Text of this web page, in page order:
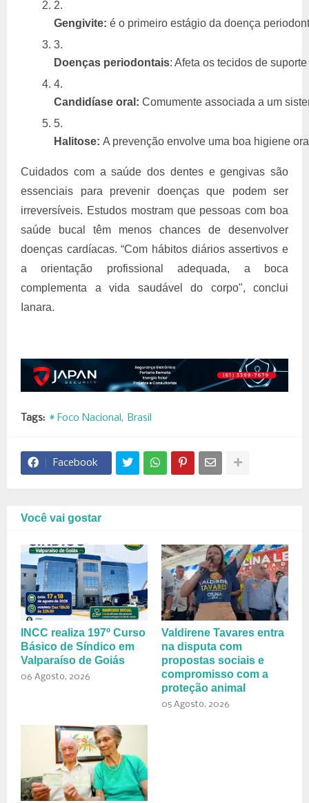
Gengivite: é o primeiro estágio da doença
Doenças periodontais: Afeta os tecidos de
Candidíase oral: Comumente associada a um
Halitose: A prevenção envolve uma boa higiene
Cuidados com a saúde dos dentes e gengivas são
essenciais para prevenir doenças que podem ser
irreversíveis. Estudos mostram que pessoas com boa
saúde bucal têm menos chances de desenvolver
doenças cardíacas. “Com hábitos diários assertivos e
a orientação profissional adequada, a boca
complementa a vida saudável do corpo", conclui
Ianara.
Tags: # Foco Nacional Brasil
Facebook
Você vai gostar
INCC realiza 197º Curso
Básico de Síndico em
Valparaíso de Goiás
06 Agosto, 2026
Valdirene Tavares entra
na disputa com
propostas sociais e
compromisso com a
proteção animal
05 Agosto, 2026